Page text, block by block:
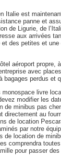
Italie est
panne et
de Ligurie, de
aux arrivées
des petites et
aéroport propre,
avec
bagages perdus et
livre
modifier les
minibus pas
au
de location
par notre
de location de
comprendra
pour passer